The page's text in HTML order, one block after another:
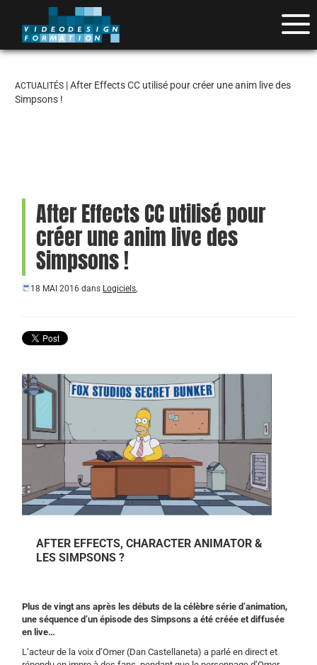
ACTUALITÉS | After Effects CC utilisé pour créer une anim live des
Simpsons !
After Effects CC utilisé pour
créer une anim live des
Simpsons !
18 MAI 2016 dans Logiciels,
AFTER EFFECTS, CHARACTER ANIMATOR &
LES SIMPSONS ?
Plus de vingt ans après les débuts de la célèbre série d’animation,
une séquence d’un épisode des Simpsons a été créée et diffusée
en live…
L’acteur de la voix d’Omer (Dan Castellaneta) a parlé en direct et